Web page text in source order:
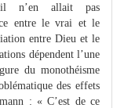
n’en allait pas
entre le vrai et le
entre Dieu et le
dépendent l’une
du monothéisme
des effets
: « C’est de ce